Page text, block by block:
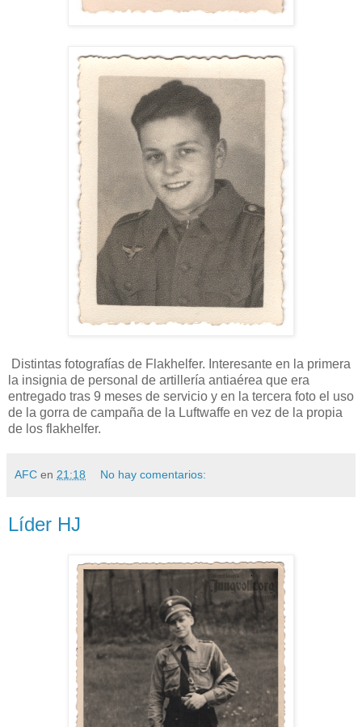
Distintas fotografías de Flakhelfer. Interesante en la primera
la insignia de personal de artillería antiaérea que era
entregado tras 9 meses de servicio y en la tercera foto el uso
de la gorra de campaña de la Luftwaffe en vez de la propia
de los flakhelfer.
AFC en 21:18 No hay comentarios:
Líder HJ